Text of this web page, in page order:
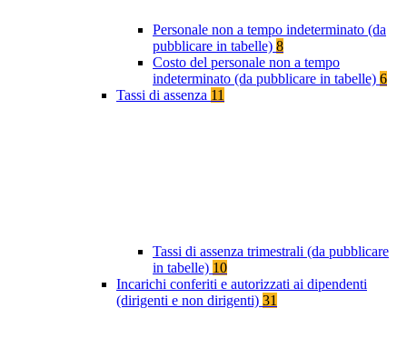
Personale non a tempo indeterminato (da
pubblicare in tabelle) 8
Costo del personale non a tempo
indeterminato (da pubblicare in tabelle) 6
Tassi di assenza 11
Tassi di assenza trimestrali (da pubblicare
in tabelle) 10
Incarichi conferiti e autorizzati ai dipendenti
(dirigenti e non dirigenti) 31